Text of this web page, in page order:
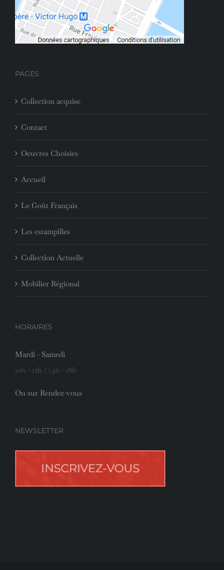
PAGES
Collection acquise
Contact
Oeuvres Choisies
Accueil
Le Goût Français
Les estampilles
Collection Actuelle
Mobilier Régional
HORAIRES
Mardi - Samedi
10h - 12h / 14h - 18h
Ou sur Rendez-vous
NEWSLETTER